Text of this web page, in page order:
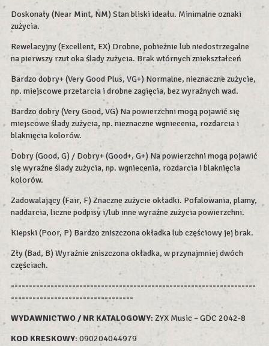
Doskonały (Near Mint, NM) Stan bliski ideału. Minimalne oznaki
zużycia.
Rewelacyjny (Excellent, EX) Drobne, pobieżnie lub niedostrzegalne
na pierwszy rzut oka ślady zużycia. Brak wtórnych zniekształceń
Bardzo dobry+ (Very Good Plus, VG+) Normalne, nieznaczne zużycie,
np. miejscowe przetarcia i drobne zagięcia, bez wyraźnych wad.
Bardzo dobry (Very Good, VG) Na powierzchni mogą pojawić się
miejscowe ślady zużycia, np. nieznaczne wgniecenia, rozdarcia i
blaknięcia kolorów.
Dobry (Good, G) / Dobry+ (Good+, G+) Na powierzchni mogą pojawić
się wyraźne ślady zużycia, np. wgniecenia, rozdarcia i blaknięcia
kolorów.
Zadowalający (Fair, F) Znaczne zużycie okładki. Pofalowania, plamy,
naddarcia, liczne podpisy i/lub inne wyraźne zużycia powierzchni.
Kiepski (Poor, P) Bardzo zniszczona okładka lub częściowy jej brak.
Zły (Bad, B) Wyraźnie zniszczona okładka, w przynajmniej dwóch
częściach.
--------------------------------------------------------------------
----------------------------------
WYDAWNICTWO / NR KATALOGOWY: ZYX Music – GDC 2042-8
KOD KRESKOWY: 090204044979